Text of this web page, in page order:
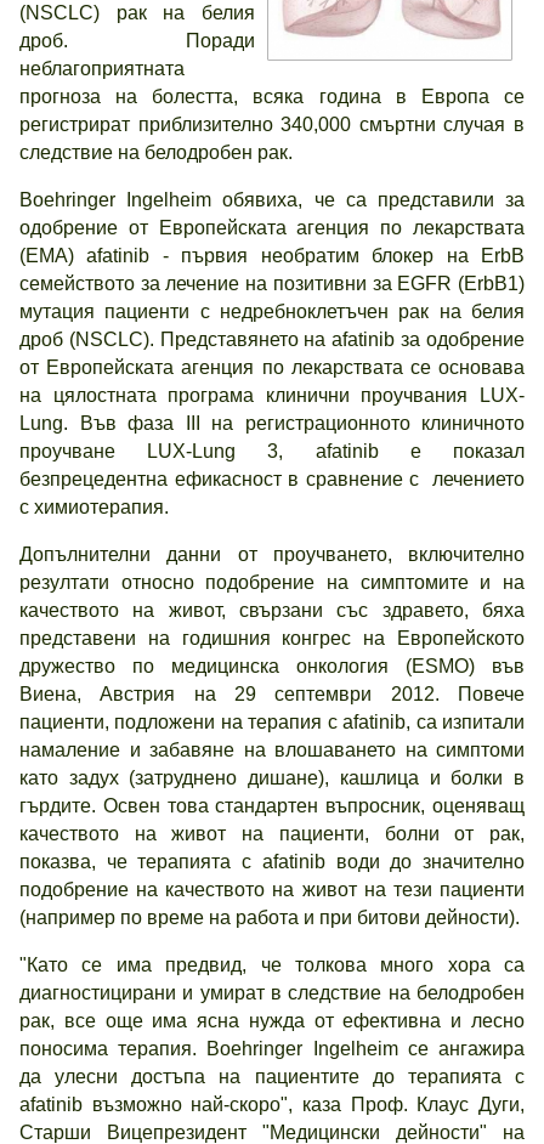
(NSCLC) рак на белия
дроб. Поради
неблагоприятната
прогноза на болестта, всяка година в Европа се
регистрират приблизително 340,000 смъртни случая в
следствие на белодробен рак.
Boehringer Ingelheim обявиха, че са представили за
одобрение от Европейската агенция по лекарствата
(EMA) afatinib - първия необратим блокер на ErbB
семейството за лечение на позитивни за EGFR (ErbB1)
мутация пациенти с недребноклетъчен рак на белия
дроб (NSCLC). Представянето на afatinib за одобрение
от Европейската агенция по лекарствата се основава
на цялостната програма клинични проучвания LUX-
Lung. Във фаза III на регистрационното клиничното
проучване LUX-Lung 3, afatinib е показал
безпрецедентна ефикасност в сравнение с лечението
с химиотерапия.
Допълнителни данни от проучването, включително
резултати относно подобрение на симптомите и на
качеството на живот, свързани със здравето, бяха
представени на годишния конгрес на Европейското
дружество по медицинска онкология (ESMO) във
Виена, Австрия на 29 септември 2012. Повече
пациенти, подложени на терапия с afatinib, са изпитали
намаление и забавяне на влошаването на симптоми
като задух (затруднено дишане), кашлица и болки в
гърдите. Освен това стандартен въпросник, оценяващ
качеството на живот на пациенти, болни от рак,
показва, че терапията с afatinib води до значително
подобрение на качеството на живот на тези пациенти
(например по време на работа и при битови дейности).
"Като се има предвид, че толкова много хора са
диагностицирани и умират в следствие на белодробен
рак, все още има ясна нужда от ефективна и лесно
поносима терапия. Boehringer Ingelheim се ангажира
да улесни достъпа на пациентите до терапията с
afatinib възможно най-скоро", каза Проф. Клаус Дуги,
Старши Вицепрезидент "Медицински дейности" на